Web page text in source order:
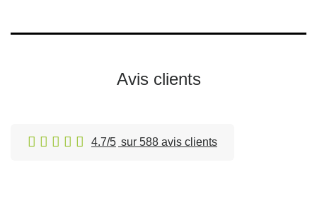
Avis clients
4.7/5 sur 588 avis clients